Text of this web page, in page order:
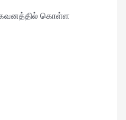
கவனத்தில் கொள்ள